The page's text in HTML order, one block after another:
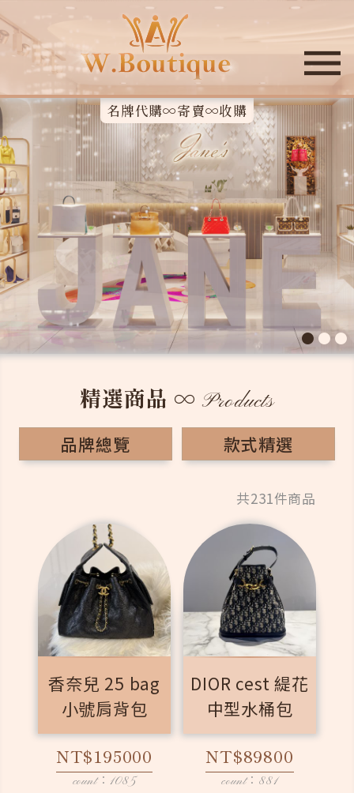
● ● ●
精選商品 ∞Products
品牌總覽 款式精選
共231件商品
香奈兒 25 bag
小號肩背包
NT$195000
count：1085
DIOR cest 緹花
中型水桶包
NT$89800
count：881
名牌代購∞寄賣∞收購